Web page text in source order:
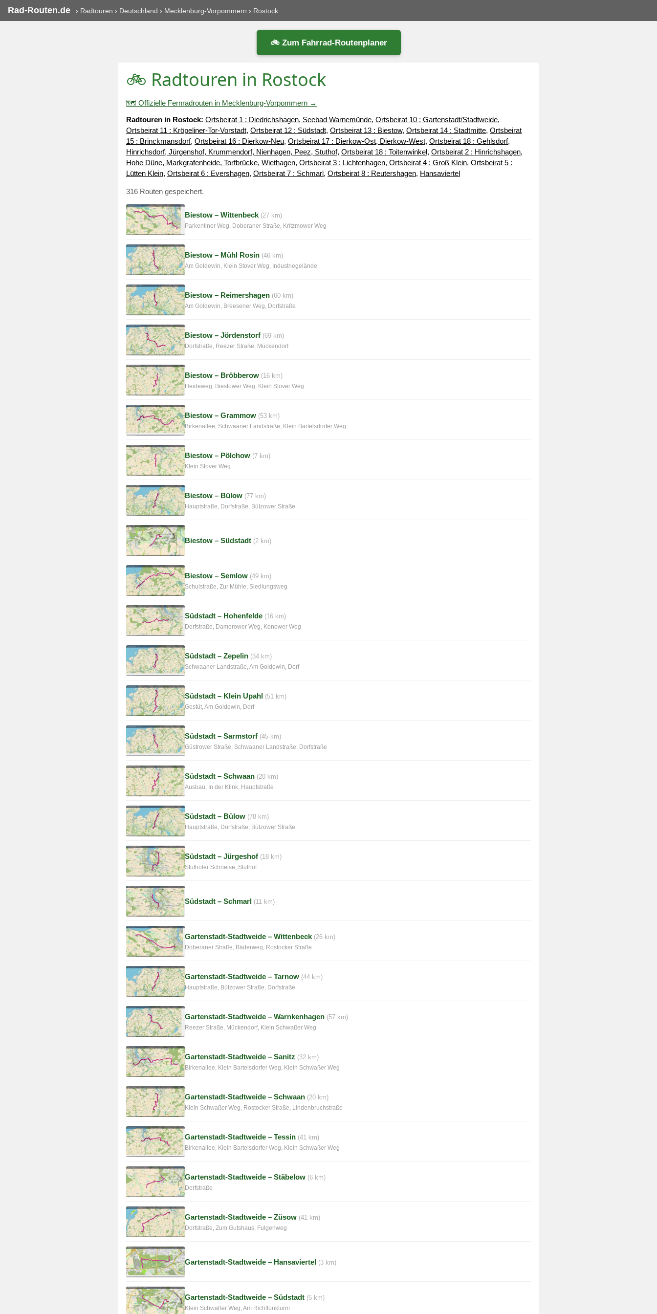
Rad-Routen.de › Radtouren › Deutschland › Mecklenburg-Vorpommern › Rostock
🚲 Zum Fahrrad-Routenplaner
🚲 Radtouren in Rostock
🗺️ Offizielle Fernradrouten in Mecklenburg-Vorpommern →
Radtouren in Rostock: Ortsbeirat 1 : Diedrichshagen, Seebad Warnemünde, Ortsbeirat 10 : Gartenstadt/Stadtweide,
Ortsbeirat 11 : Kröpeliner-Tor-Vorstadt, Ortsbeirat 12 : Südstadt, Ortsbeirat 13 : Biestow, Ortsbeirat 14 : Stadtmitte, Ortsbeirat
15 : Brinckmansdorf, Ortsbeirat 16 : Dierkow-Neu, Ortsbeirat 17 : Dierkow-Ost, Dierkow-West, Ortsbeirat 18 : Gehlsdorf,
Hinrichsdorf, Jürgenshof, Krummendorf, Nienhagen, Peez, Stuthof, Ortsbeirat 18 : Toitenwinkel, Ortsbeirat 2 : Hinrichshagen,
Hohe Düne, Markgrafenheide, Torfbrücke, Wiethagen, Ortsbeirat 3 : Lichtenhagen, Ortsbeirat 4 : Groß Klein, Ortsbeirat 5 :
Lütten Klein, Ortsbeirat 6 : Evershagen, Ortsbeirat 7 : Schmarl, Ortsbeirat 8 : Reutershagen, Hansaviertel
316 Routen gespeichert.
Biestow – Wittenbeck (27 km)
Parkentiner Weg, Doberaner Straße, Kritzmower Weg
Biestow – Mühl Rosin (46 km)
Am Goldewin, Klein Stover Weg, Industriegelände
Biestow – Reimershagen (60 km)
Am Goldewin, Breesener Weg, Dorfstraße
Biestow – Jördenstorf (69 km)
Dorfstraße, Reezer Straße, Mückendorf
Biestow – Bröbberow (16 km)
Heideweg, Biestower Weg, Klein Stover Weg
Biestow – Grammow (53 km)
Birkenallee, Schwaaner Landstraße, Klein Bartelsdorfer Weg
Biestow – Pölchow (7 km)
Klein Stover Weg
Biestow – Bülow (77 km)
Hauptstraße, Dorfstraße, Bützower Straße
Biestow – Südstadt (2 km)
Biestow – Semlow (49 km)
Schulstraße, Zur Mühle, Siedlungsweg
Südstadt – Hohenfelde (16 km)
Dorfstraße, Damerower Weg, Konower Weg
Südstadt – Zepelin (34 km)
Schwaaner Landstraße, Am Goldewin, Dorf
Südstadt – Klein Upahl (51 km)
Gestüt, Am Goldewin, Dorf
Südstadt – Sarmstorf (45 km)
Güstrower Straße, Schwaaner Landstraße, Dorfstraße
Südstadt – Schwaan (20 km)
Ausbau, In der Klink, Hauptstraße
Südstadt – Bülow (78 km)
Hauptstraße, Dorfstraße, Bützower Straße
Südstadt – Jürgeshof (18 km)
Stuthöfer Schneise, Stuthof
Südstadt – Schmarl (11 km)
Gartenstadt-Stadtweide – Wittenbeck (26 km)
Doberaner Straße, Bäderweg, Rostocker Straße
Gartenstadt-Stadtweide – Tarnow (44 km)
Hauptstraße, Bützower Straße, Dorfstraße
Gartenstadt-Stadtweide – Warnkenhagen (57 km)
Reezer Straße, Mückendorf, Klein Schwaßer Weg
Gartenstadt-Stadtweide – Sanitz (32 km)
Birkenallee, Klein Bartelsdorfer Weg, Klein Schwaßer Weg
Gartenstadt-Stadtweide – Schwaan (20 km)
Klein Schwaßer Weg, Rostocker Straße, Lindenbruchstraße
Gartenstadt-Stadtweide – Tessin (41 km)
Birkenallee, Klein Bartelsdorfer Weg, Klein Schwaßer Weg
Gartenstadt-Stadtweide – Stäbelow (6 km)
Dorfstraße
Gartenstadt-Stadtweide – Züsow (41 km)
Dorfstraße, Zum Gutshaus, Fulgenweg
Gartenstadt-Stadtweide – Hansaviertel (3 km)
Gartenstadt-Stadtweide – Südstadt (5 km)
Klein Schwaßer Weg, Am Richtfunkturm